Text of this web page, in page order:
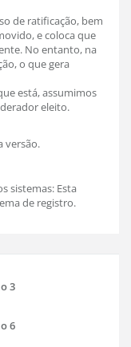
de ratificação, bem
e coloca que
No entanto, na
o que gera
está, assumimos
eleito.
versão.
sistemas: Esta
de registro.
3
6